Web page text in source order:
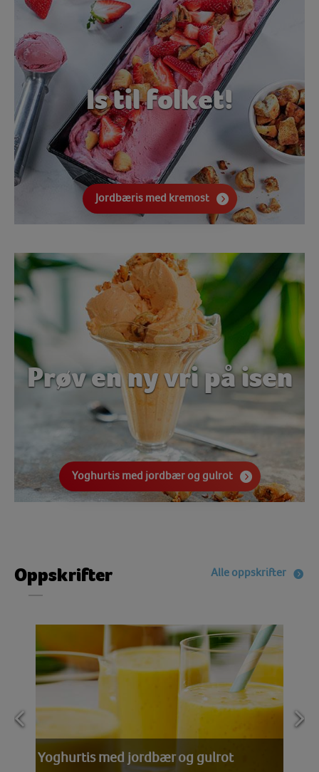
Is til folket!
Jordbæris med kremost
Prøv en ny vri på isen
Yoghurtis med jordbær og gulrot
Oppskrifter Alle oppskrifter
Jordbærsmoothie med gulrot og lime
Mangosmoothie med chili
Yoghurtis med jordbær og gulrot